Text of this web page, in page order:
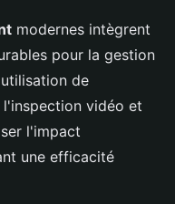
modernes intègrent
pour la gestion
de
vidéo et
l'impact
une efficacité